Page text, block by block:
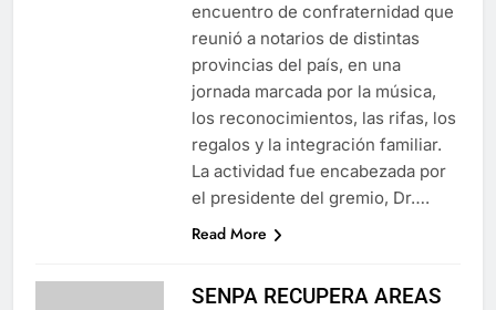
encuentro de confraternidad que
reunió a notarios de distintas
provincias del país, en una
jornada marcada por la música,
los reconocimientos, las rifas, los
regalos y la integración familiar.
La actividad fue encabezada por
el presidente del gremio, Dr….
Read More
SENPA RECUPERA AREAS